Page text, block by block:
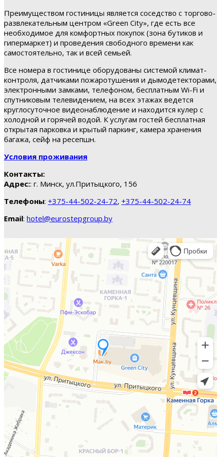
Преимуществом гостиницы является соседство с торгово-
развлекательным центром «Green City», где есть все
необходимое для комфортных покупок (зона бутиков и
гипермаркет) и проведения свободного времени как
самостоятельно, так и всей семьей.
Все номера в гостинице оборудованы системой климат-
контроля, датчиками пожаротушения и дымодетекторами,
электронными замками, телефоном, бесплатным Wi-Fi и
спутниковым телевидением, на всех этажах ведется
круглосуточное видеонаблюдение и находится кулер с
холодной и горячей водой. К услугам гостей бесплатная
открытая парковка и крытый паркинг, камера хранения
багажа, сейф на ресепшн.
Условия проживания
Контакты:
Адрес:: г. Минск, ул.Притыцкого, 156
Телефоны: +375-44-502-24-72, +375-44-502-24-74
Email: hotel@eurostepgroup.by